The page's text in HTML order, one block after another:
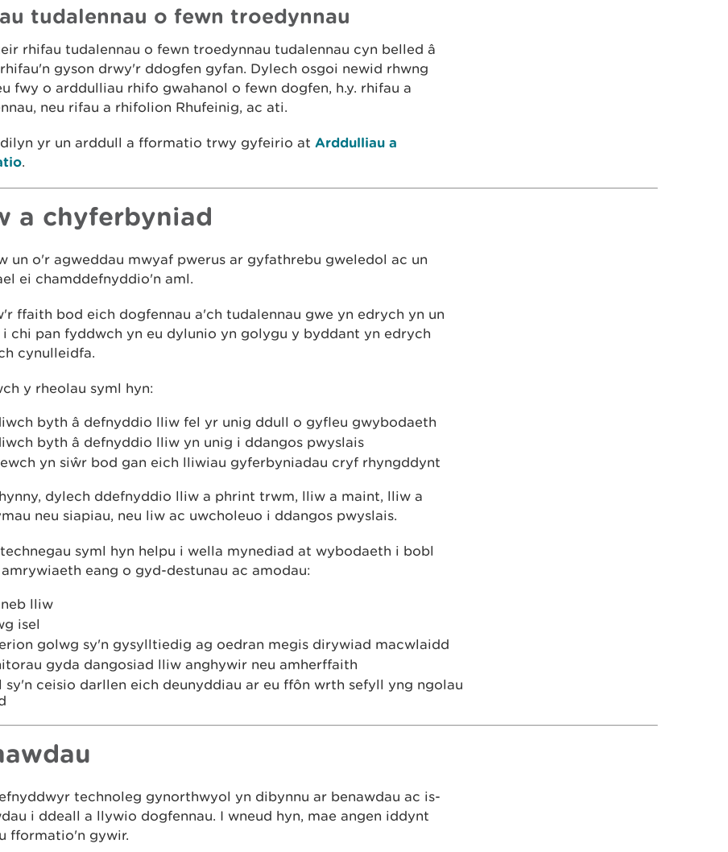
tudalennau o fewn troedynnau
rhifau tudalennau o fewn troedynnau tudalennau cyn belled â
gyson drwy'r ddogfen gyfan. Dylech osgoi newid rhwng
fwy o arddulliau rhifo gwahanol o fewn dogfen, h.y. rhifau a
neu rifau a rhifolion Rhufeinig, ac ati.
yr un arddull a fformatio trwy gyfeirio at Arddulliau a
.
a chyferbyniad
un o'r agweddau mwyaf pwerus ar gyfathrebu gweledol ac un
ei chamddefnyddio'n aml.
ffaith bod eich dogfennau a'ch tudalennau gwe yn edrych yn un
chi pan fyddwch yn eu dylunio yn golygu y byddant yn edrych
cynulleidfa.
y rheolau syml hyn:
byth â defnyddio lliw fel yr unig ddull o gyfleu gwybodaeth
byth â defnyddio lliw yn unig i ddangos pwyslais
yn siŵr bod gan eich lliwiau gyferbyniadau cryf rhyngddynt
dylech ddefnyddio lliw a phrint trwm, lliw a maint, lliw a
neu siapiau, neu liw ac uwcholeuo i ddangos pwyslais.
syml hyn helpu i wella mynediad at wybodaeth i bobl
eang o gyd-destunau ac amodau:
lliw
isel
golwg sy'n gysylltiedig ag oedran megis dirywiad macwlaidd
gyda dangosiad lliw anghywir neu amherffaith
sy'n ceisio darllen eich deunyddiau ar eu ffôn wrth sefyll yng ngolau
technoleg gynorthwyol yn dibynnu ar benawdau ac is-
i ddeall a llywio dogfennau. I wneud hyn, mae angen iddynt
fformatio'n gywir.